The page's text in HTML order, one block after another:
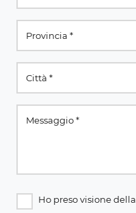
Ho preso visione della